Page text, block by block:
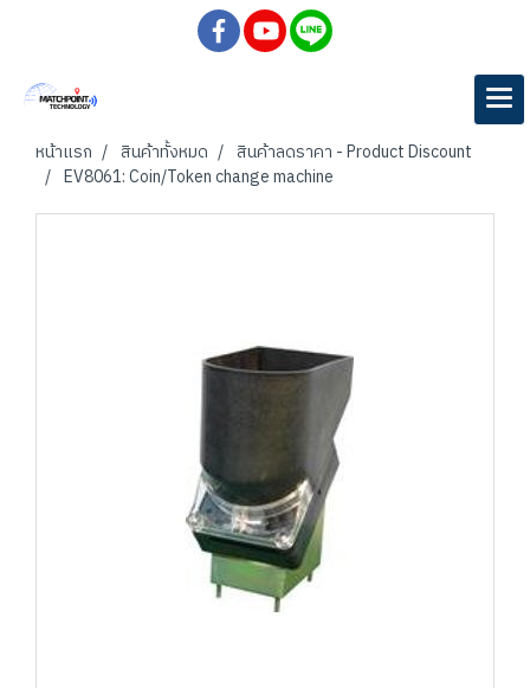
หน้าแรก สินค้าทั้งหมด
สินค้าลดราคา - Product Discount
EV8061: Coin/Token change machine